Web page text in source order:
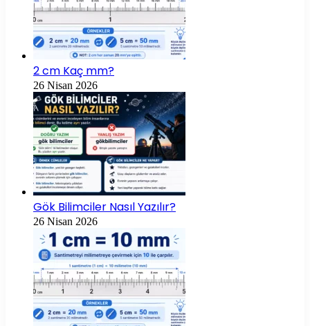
2 cm Kaç mm?
26 Nisan 2026
Gök Bilimciler Nasıl Yazılır?
26 Nisan 2026